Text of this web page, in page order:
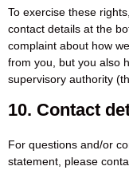
To exercise these
contact details at the
complaint about how
from you, but you also
supervisory authority
10. Contact
For questions and/or
statement, please